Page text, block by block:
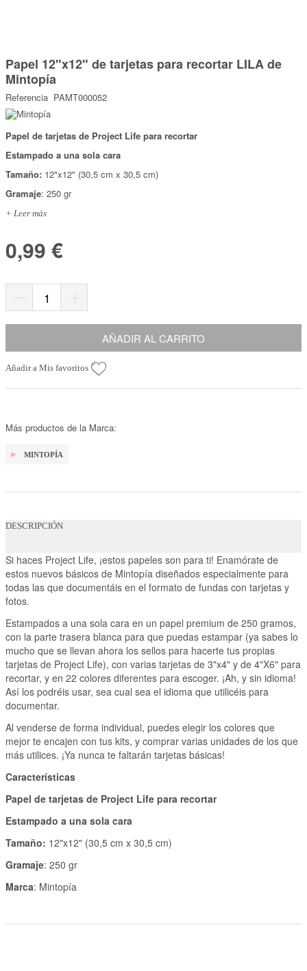
Top Ventas
Temática
Iniciar sesión/Regístrate
Somos Kimidori
comienzo
de
la
galería
imágenes
Papel 12"x12" de tarjetas para recortar LILA de
Mintopía
Referencia PAMT000052
Papel de tarjetas de Project Life para recortar
Estampado a una sola cara
Tamaño: 12"x12" (30,5 cm x 30,5 cm)
Gramaje: 250 gr
+ Leer más
0,99 €
AÑADIR AL CARRITO
Añadir a Mis favoritos
Más productos de la Marca:
MINTOPÍA
DESCRIPCIÓN
Si haces Project Life, ¡estos papeles son para ti! Enamórate de
estos nuevos básicos de Mintopía diseñados especialmente para
todas las que documentáis en el formato de fundas con tarjetas y
fotos.
Estampados a una sola cara en un papel premium de 250 gramos,
con la parte trasera blanca para que puedas estampar (ya sabes lo
mucho que se llevan ahora los sellos para hacerte tus propias
tarjetas de Project Life), con varias tarjetas de 3"x4" y de 4"X6" para
recortar, y en 22 colores diferentes para escoger. ¡Ah, y sin idioma!
Así los podréis usar, sea cual sea el idioma que utilicéis para
documentar.
Al venderse de forma individual, puedes elegir los colores que
mejor te encajen con tus kits, y comprar varias unidades de los que
más utilices. ¡Ya nunca te faltarán tarjetas básicas!
Características
Papel de tarjetas de Project Life para recortar
Estampado a una sola cara
Tamaño: 12"x12" (30,5 cm x 30,5 cm)
Gramaje: 250 gr
Marca: Mintopía